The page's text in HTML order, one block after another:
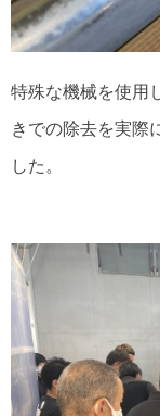
特殊な機械を使用
きでの除去を実際
した。